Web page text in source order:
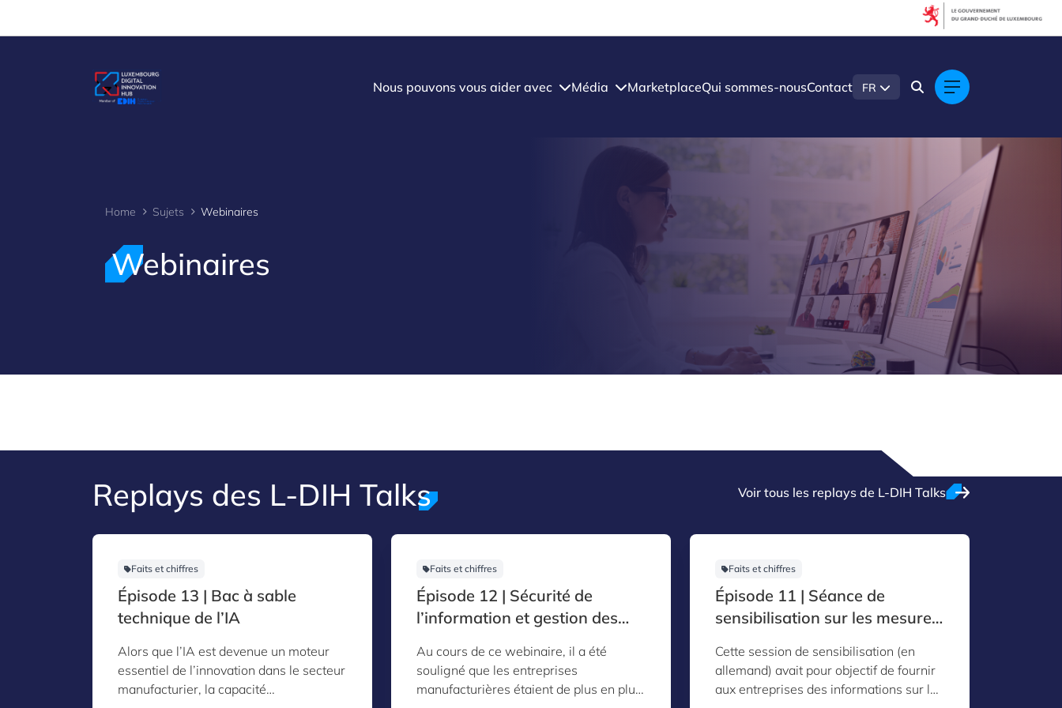
Nous pouvons vous aider avec Média MarketplaceQui sommes-nousContact FR
Home Sujets Webinaires
Webinaires
Replays des L-DIH Talks Voir tous les replays de L-DIH Talks
Faits et chiffres
Épisode 13 | Bac à sable
technique de l’IA
Alors que l’IA est devenue un moteur
essentiel de l’innovation dans le secteur
manufacturier, la capacité
Faits et chiffres
Épisode 12 | Sécurité de
l’information et gestion des
Au cours de ce webinaire, il a été
souligné que les entreprises
manufacturières étaient de plus en plus
Faits et chiffres
Épisode 11 | Séance de
sensibilisation sur les mesures
financement national (DE)
Cette session de sensibilisation (en
allemand) avait pour objectif de fournir
aux entreprises des informations sur les